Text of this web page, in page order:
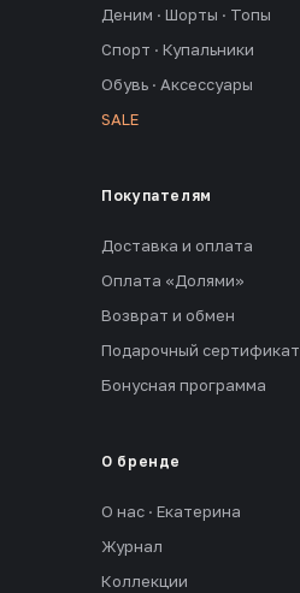
Деним · Шорты · Топы
Спорт · Купальники
Обувь · Аксессуары
SALE
Покупателям
Доставка и оплата
Оплата «Долями»
Возврат и обмен
Подарочный сертификат
Бонусная программа
О бренде
О нас · Екатерина
Журнал
Коллекции